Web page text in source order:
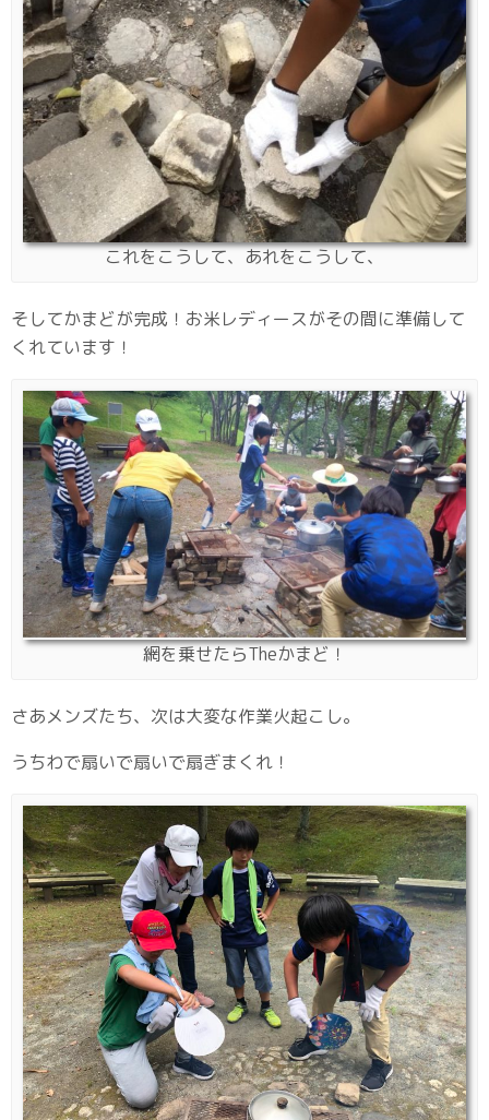
これをこうして、あれをこうして、
そしてかまどが完成！お米レディースがその間に準備して
くれています！
網を乗せたらTheかまど！
さあメンズたち、次は大変な作業火起こし。
うちわで扇いで扇いで扇ぎまくれ！